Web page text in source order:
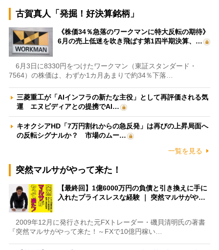
古賀真人「発掘！好決算銘柄」
《株価34％急落のワークマンに特大反転の期待》
6月の売上低迷を吹き飛ばす第1四半期決算、…
6月3日に8330円をつけたワークマン（東証スタンダード・
7564）の株価は、わずか1カ月あまりで約34％下落…
三菱重工が「AIインフラの新たな主役」として再評価される気
運 エヌビディアとの提携でAI…
キオクシアHD「7万円割れからの急反発」は再びの上昇局面へ
の反転シグナルか？ 市場のムー…
一覧を見る
突然マルサがやって来た！
【最終回】1億6000万円の負債と引き換えに手に
入れたプライスレスな経験 ｜ 突然マルサがや…
2009年12月に発行された元FXトレーダー・磯貝清明氏の著書
『突然マルサがやって来た！～FXで10億円稼い…